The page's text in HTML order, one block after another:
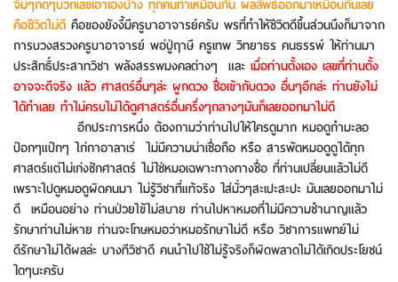
จิ้มๆกดๆบวกเลขเอาเองบ้าง ทุกคนทำเหมือนกัน ผลลัพธ์ออกมาเหมือนกันเลย
คือชีวิตไม่ดี คือของยังงี้มีครูบาอาจารย์ครับ พรที่ทำให้ชีวิตดีขึ้นส่วนนึงก็มาจาก
การบวงสรวงครูบาอาจารย์ พอ่ปู่ฤาษี ครูเทพ วิทยาธร คนธรรพ์ ให้ท่านมา
ประสิทธิ์ประสาทวิชา พลังสรรพมงคลต่างๆ และ เมื่อท่านตั้งเอง เลขที่ท่านตั้ง
อาจจะดีจริง แล้ว ศาสตร์อื่นๆล่ะ ผูกดวง ชื่อเข้ากับดวง อื่นๆอีกล่ะ ท่านยังไม่
ได้ทำเลย ทำไม่ครบไม่ได้ดูศาสตร์อื่นครึ่งๆกลางๆมันก็เลยออกมาไม่ดี
อีกประการหนึ่ง ต้องถามว่าท่านไปให้ใครดูมาก หมอดูกำมะลอ
ป๊อกๆแป๊กๆ ไก่กาอาลาเร่ ไม่มีความน่าเชื่อถือ หรือ สารพัดหมอดูดูได้ทุก
ศาสตร์แต่ไม่เก่งซักศาสตร์ ไม่ใช่หมอเฉพาะทางทางชื่อ ที่ท่านเปลี่ยนแล้วไม่ดี
เพราะไปดูหมอดูผิดคนมา ไม่รู้วิชาที่แท้จริง ใส่มั่วๆสะเปะสะปะ มันเลยออกมาไม่
ดี เหมือนอย่าง ท่านป่วยไข้ไม่สบาย ท่านไปหาหมอที่ไม่มีความชำนาญแล้ว
รักษาท่านไม่หาย ท่านจะโทษหมอว่าหมอรักษาไม่ดี หรือ วิชาการแพทย์ไม่
ดีรักษาไม่ได้ผลล่ะ บางทีวิชาดี คนนำไปใช้ไม่รู้จริงก็ผิดพลาดไม่ได้เกิดประโยชน์
ใดๆนะครับ